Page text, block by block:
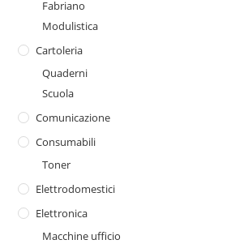
Fabriano
Modulistica
Cartoleria
Quaderni
Scuola
Comunicazione
Consumabili
Toner
Elettrodomestici
Elettronica
Macchine ufficio